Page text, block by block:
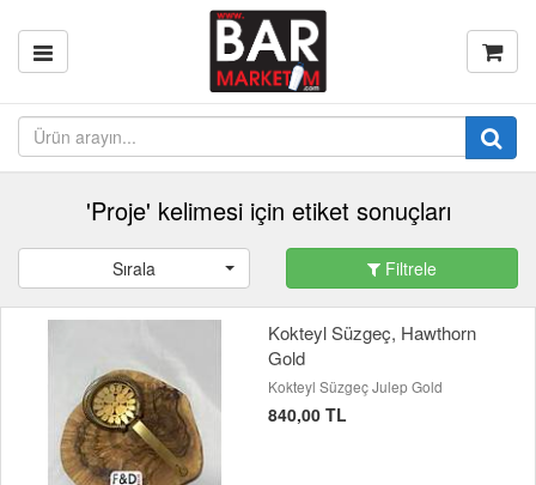
'Proje' kelimesi için etiket sonuçları
Sırala Filtrele
Kokteyl Süzgeç, Hawthorn
Gold
Kokteyl Süzgeç Julep Gold
840,00 TL